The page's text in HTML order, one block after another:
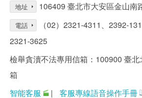
地址 106409 臺北市大安區金山南
電話
（02）2321-4311、2392-
2321-3625
檢舉貪瀆不法專用信箱：100900 臺
箱
智能客服
| 客服專線語音操作手冊